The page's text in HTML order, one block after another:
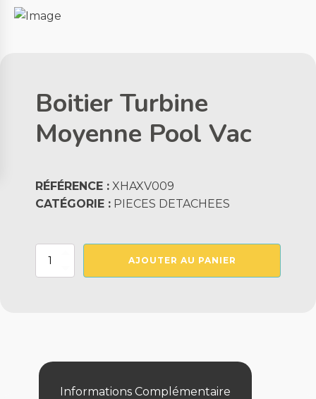
Boitier Turbine
Moyenne Pool Vac
RÉFÉRENCE : XHAXV009
CATÉGORIE : PIECES DETACHEES
quantité
AJOUTER AU PANIER
Informations Complémentaire